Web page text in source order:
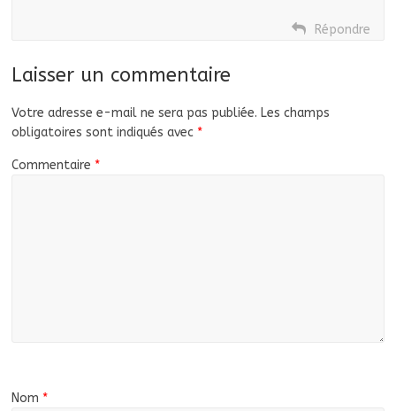
Répondre
Laisser un commentaire
Votre adresse e-mail ne sera pas publiée. Les champs
obligatoires sont indiqués avec *
Commentaire *
Nom *